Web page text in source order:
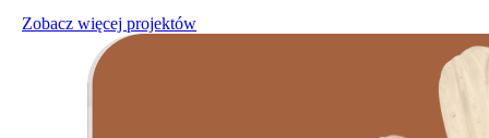
Zobacz więcej projektów